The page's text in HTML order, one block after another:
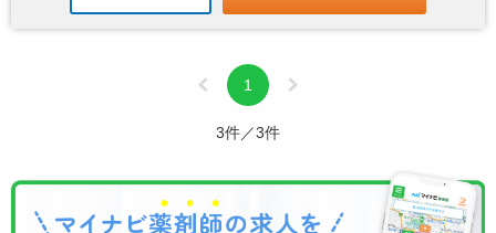
1
3件／3件